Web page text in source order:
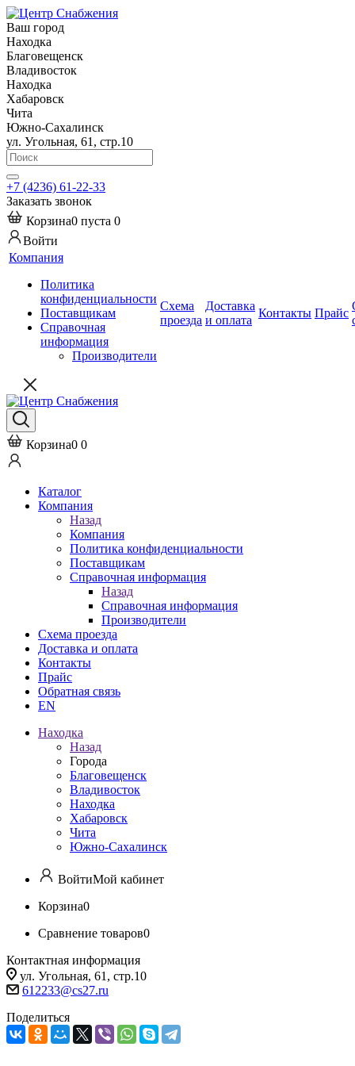
Ваш город
Находка
Благовещенск
Владивосток
Находка
Хабаровск
Чита
Южно-Сахалинск
ул. Угольная, 61, стр.10
+7 (4236) 61-22-33
Заказать звонок
Корзина0 пуста 0
Войти
Компания
Политика
конфиденциальности
Поставщикам
Справочная
информация
Производители
Схема
проезда
Доставка
и оплата
Контакты Прайс
Корзина0 0
Каталог
Компания
Назад
Компания
Политика конфиденциальности
Поставщикам
Справочная информация
Назад
Справочная информация
Производители
Схема проезда
Доставка и оплата
Контакты
Прайс
Обратная связь
EN
Находка
Назад
Города
Благовещенск
Владивосток
Находка
Хабаровск
Чита
Южно-Сахалинск
ВойтиМой кабинет
Корзина0
Сравнение товаров0
Контактная информация
ул. Угольная, 61, стр.10
612233@cs27.ru
Поделиться